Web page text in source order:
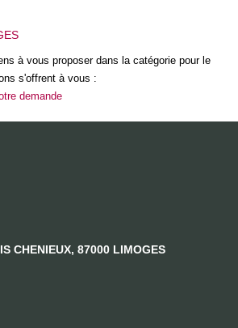
CONTACT
à vous proposer dans la catégorie pour le
s'offrent à vous :
demande
CHENIEUX, 87000 LIMOGES